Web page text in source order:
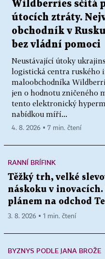
Wildberries sčítá
útocích ztráty.
obchodník v
bez vládní pomoci
Neustávající útoky
logistická centra ruského
maloobchodníka
jen o hodnotu zničeného
tento elektronický
nabídkou míří...
4. 8. 2026 ▪ 7 min. čtení
RANNÍ BRÍFINK
Těžký trh, velké
náskoku v inovacích.
plánem na odchod
3. 8. 2026 ▪ 1 min. čtení
BYZNYS PODLE JANA BROŽE